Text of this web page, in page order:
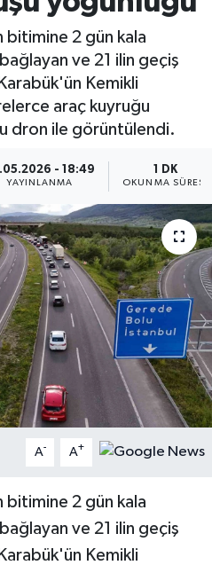
bitimine 2 gün kala
ve 21 ilin geçiş
Kemikli
araç kuyruğu
dron ile görüntülendi.
- 18:49
YAYINLANMA
1 DK
OKUNMA SÜRESI
A- A+
bitimine 2 gün kala
ve 21 ilin geçiş
Kemikli